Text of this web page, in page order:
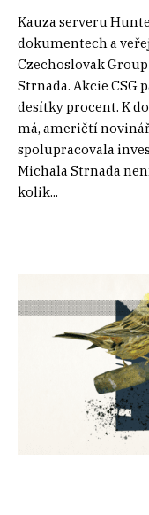
Kauza serveru
dokumentech a
Czechoslovak
Strnada. Akcie CSG
desítky procent. K
má, američtí
spolupracovala
Michala Strnada
kolik...